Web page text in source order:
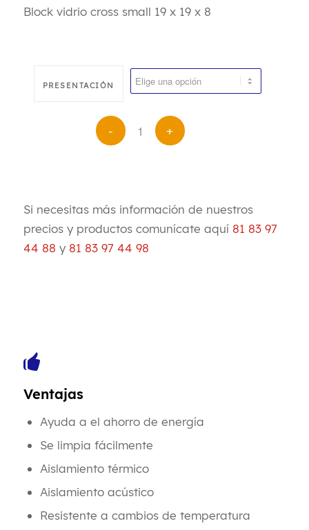
Block vidrio cross small 19 x 19 x 8
PRESENTACIÓN
Si necesitas más información de nuestros
precios y productos comunícate aquí 81 83 97
44 88 y 81 83 97 44 98
Ventajas
Ayuda a el ahorro de energía
Se limpia fácilmente
Aislamiento térmico
Aislamiento acústico
Resistente a cambios de temperatura